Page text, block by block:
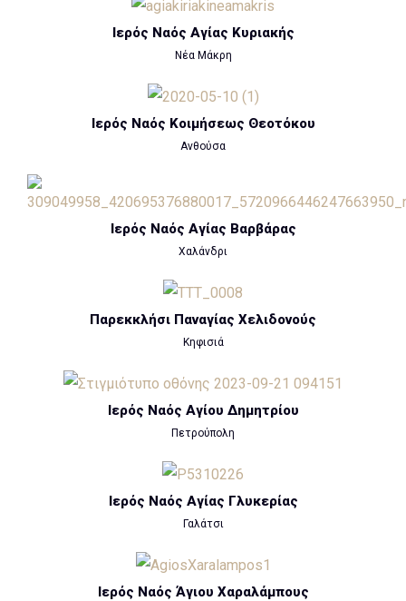
Ιερός Ναός Αγίας Κυριακής
Νέα Μάκρη
Ιερός Ναός Κοιμήσεως Θεοτόκου
Ανθούσα
Ιερός Ναός Αγίας Βαρβάρας
Χαλάνδρι
Παρεκκλήσι Παναγίας Χελιδονούς
Κηφισιά
Ιερός Ναός Αγίου Δημητρίου
Πετρούπολη
Ιερός Ναός Αγίας Γλυκερίας
Γαλάτσι
Ιερός Ναός Άγιου Χαραλάμπους